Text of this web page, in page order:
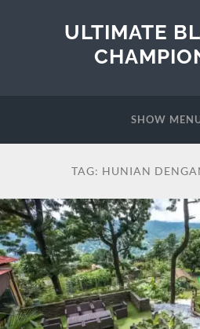
ULTIMATE
SHOW
TAG: HUNIAN